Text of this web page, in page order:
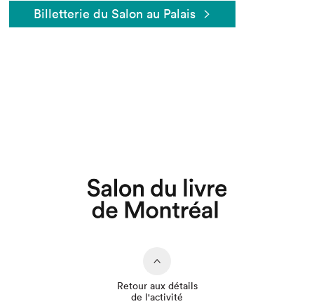
Billetterie du Salon au Palais
Retour aux détails
de l'activité